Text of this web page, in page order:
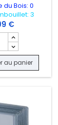
MIGHT X 100
SHIELD -
du Bois: 0
3
€
quantité du
au panier